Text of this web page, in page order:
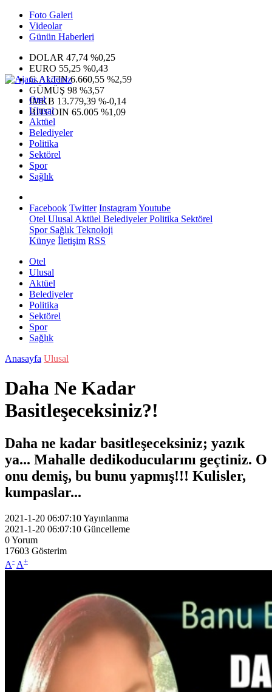
Foto Galeri
Videolar
Günün Haberleri
DOLAR 47,74 %0,25
EURO 55,25 %0,43
G.ALTIN6.660,55 %2,59
GÜMÜŞ 98 %3,57
IMKB 13.779,39 %-0,14
BITCOIN 65.005 %1,09
Otel
Ulusal
Aktüel
Belediyeler
Politika
Sektörel
Spor
Sağlık
Facebook Twitter InstagramYoutube
Otel Ulusal Aktüel BelediyelerPolitika Sektörel
SporSağlık Teknoloji
Künye İletişim RSS
Otel
Ulusal
Aktüel
Belediyeler
Politika
Sektörel
Spor
Sağlık
Anasayfa Ulusal
Daha Ne Kadar
Basitleşeceksiniz?!
Daha ne kadar basitleşeceksiniz; yazık
ya... Mahalle dedikoducularını geçtiniz. O
onu demiş, bu bunu yapmış!!! Kulisler,
kumpaslar...
2021-1-20 06:07:10Yayınlanma
2021-1-20 06:07:10 Güncelleme
0Yorum
17603 Gösterim
A- A+